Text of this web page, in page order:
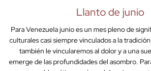
Llanto de junio
Para Venezuela junio es un mes pleno de
culturales casi siempre vinculados a la
también le vincularemos al dolor y a una
emerge de las profundidades del asombro.